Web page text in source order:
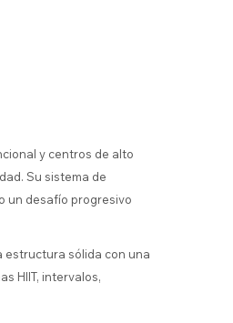
y centros de alto
Su sistema de
un desafío progresivo
estructura sólida con una
HIIT, intervalos,